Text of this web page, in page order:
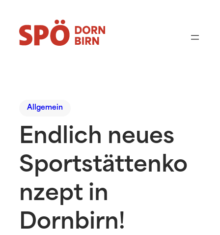
Allgemein
Endlich neues
Sportstättenko
nzept in
Dornbirn!